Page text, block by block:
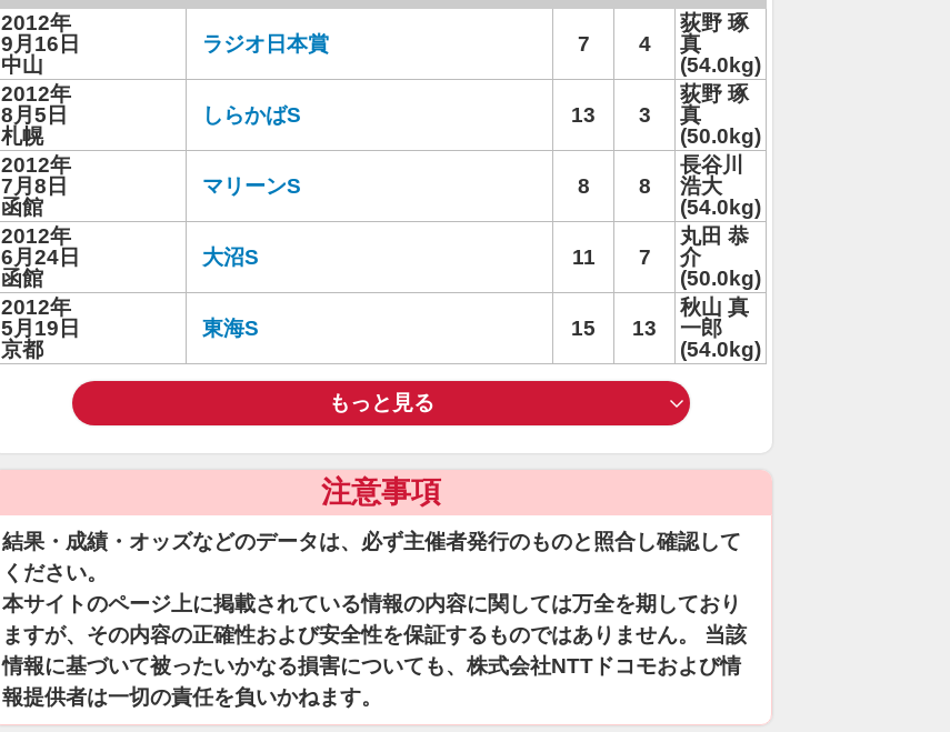
2012年
9月16日
中山
ラジオ日本賞 7 4
荻野 琢
真
(54.0kg)
2012年
8月5日
札幌
しらかばS 13 3
荻野 琢
真
(50.0kg)
2012年
7月8日
函館
マリーンS 8 8
長谷川
浩大
(54.0kg)
2012年
6月24日
函館
大沼S 11 7
丸田 恭
介
(50.0kg)
2012年
5月19日
京都
東海S 15 13
秋山 真
一郎
(54.0kg)
もっと見る
注意事項
結果・成績・オッズなどのデータは、必ず主催者発行のものと照合し確認して
ください。
本サイトのページ上に掲載されている情報の内容に関しては万全を期しており
ますが、その内容の正確性および安全性を保証するものではありません。 当該
情報に基づいて被ったいかなる損害についても、株式会社NTTドコモおよび情
報提供者は一切の責任を負いかねます。